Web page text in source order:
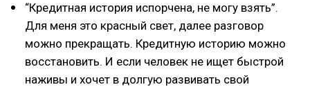
“Кредитная история испорчена, не могу взять”.
Для меня это красный свет, далее разговор
можно прекращать. Кредитную историю можно
восстановить. И если человек не ищет быстрой
наживы и хочет в долгую развивать свой